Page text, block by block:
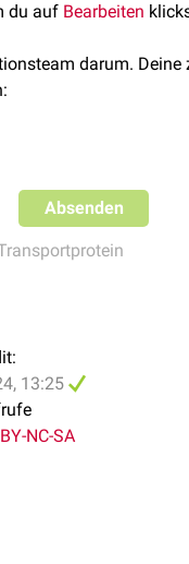
in derNiere
in der Niere
du auf Bearbeiten
darum.
Absenden
13:25
BY-NC-SA